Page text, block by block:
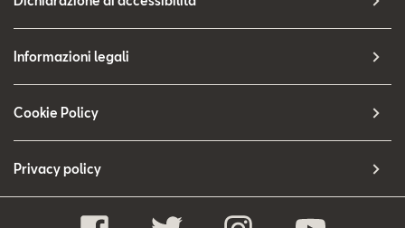
Informazioni legali
Cookie Policy
Privacy policy